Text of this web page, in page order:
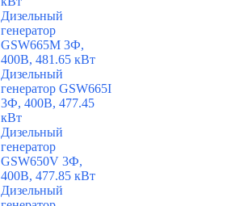
Дизельный
генератор
GSW665M 3Ф,
400В, 481.65 кВт
Дизельный
генератор GSW665I
3Ф, 400В, 477.45
кВт
Дизельный
генератор
GSW650V 3Ф,
400В, 477.85 кВт
Дизельный